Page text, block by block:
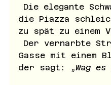
die Piazza
zu spät zu einem
Gasse mit einem
der sagt: „Wag